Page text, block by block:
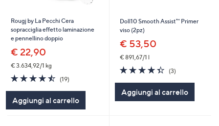
Rougj by La Pecchi Cera
sopracciglia effetto laminazione
e pennellino doppio
€ 22,90
€ 3.634,92/1 kg
4.5
of
Stars
(19)19
Aggiungi al carrello
Doll10 Smooth Assist™ Primer
viso (2pz)
€ 53,50
€ 891,67/1 l
4.3
of
Stars
(3)3
Aggiungi al carrello